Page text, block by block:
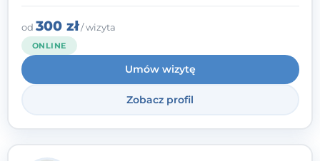
szczęście. Należy uwierzyć w siebie i działać
w obranym kierunku.
od 300 zł/ wizyta
ONLINE
Umów wizytę
Zobacz profil